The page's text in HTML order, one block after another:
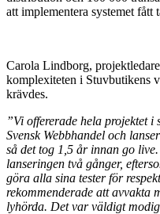
att implementera systemet fått
Carola Lindborg,
komplexiteten i Stuvbutikens
krävdes.
”Vi offererade hela projektet i
Svensk Webbhandel och
så det tog 1,5 år innan go
lanseringen två gånger,
göra alla sina tester för
rekommenderade att avvakta
lyhörda. Det var väldigt